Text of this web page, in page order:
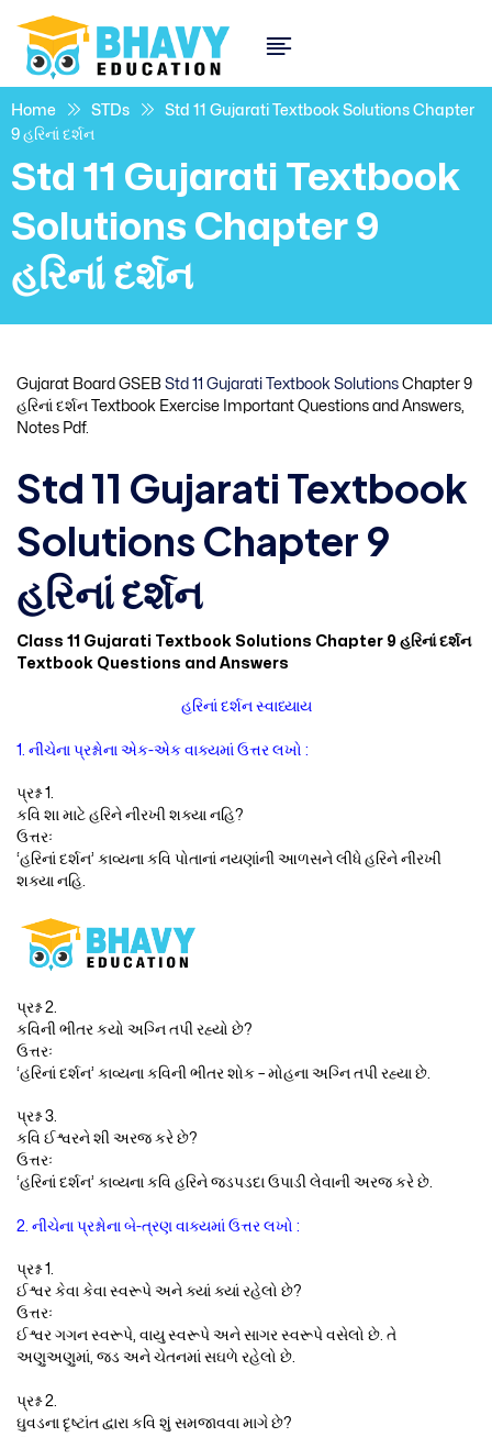
Home STDs
Std 11 Gujarati Textbook Solutions Chapter
9 હરિનાં દર્શન
Std 11 Gujarati Textbook
Solutions Chapter 9
હરિનાં દર્શન
Gujarat Board GSEB Std 11 Gujarati Textbook Solutions Chapter 9
હરિનાં દર્શન Textbook Exercise Important Questions and Answers,
Notes Pdf.
Std 11 Gujarati Textbook
Solutions Chapter 9
હરિનાં દર્શન
Class 11 Gujarati Textbook Solutions Chapter 9 હરિનાં દર્શન
Textbook Questions and Answers
હરિનાં દર્શન સ્વાધ્યાય
1. નીચેના પ્રશ્નોના એક-એક વાક્યમાં ઉત્તર લખો :
પ્રશ્ન 1.
કવિ શા માટે હરિને નીરખી શક્યા નહિ?
ઉત્તરઃ
‘હરિનાં દર્શન’ કાવ્યના કવિ પોતાનાં નયણાંની આળસને લીધે હરિને નીરખી
શક્યા નહિ.
પ્રશ્ન 2.
કવિની ભીતર કયો અગ્નિ તપી રહ્યો છે?
ઉત્તરઃ
‘હરિનાં દર્શન’ કાવ્યના કવિની ભીતર શોક – મોહના અગ્નિ તપી રહ્યા છે.
પ્રશ્ન 3.
કવિ ઈશ્વરને શી અરજ કરે છે?
ઉત્તરઃ
‘હરિનાં દર્શન’ કાવ્યના કવિ હરિને જડપડદા ઉપાડી લેવાની અરજ કરે છે.
2. નીચેના પ્રશ્નોના બે-ત્રણ વાક્યમાં ઉત્તર લખો :
પ્રશ્ન 1.
ઈશ્વર કેવા કેવા સ્વરૂપે અને ક્યાં ક્યાં રહેલો છે?
ઉત્તરઃ
ઈશ્વર ગગન સ્વરૂપે, વાયુ સ્વરૂપે અને સાગર સ્વરૂપે વસેલો છે. તે
અણુઅણુમાં, જડ અને ચેતનમાં સઘળે રહેલો છે.
પ્રશ્ન 2.
ઘુવડના દૃષ્ટાંત દ્વારા કવિ શું સમજાવવા માગે છે?